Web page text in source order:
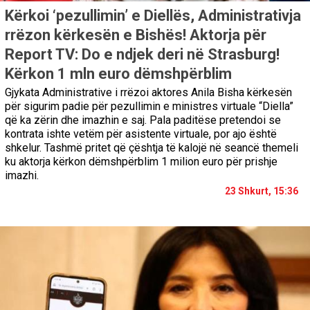
Kërkoi ‘pezullimin’ e Diellës, Administrativja
rrëzon kërkesën e Bishës! Aktorja për
Report TV: Do e ndjek deri në Strasburg!
Kërkon 1 mln euro dëmshpërblim
Gjykata Administrative i rrëzoi aktores Anila Bisha kërkesën
për sigurim padie për pezullimin e ministres virtuale “Diella”
që ka zërin dhe imazhin e saj. Pala paditëse pretendoi se
kontrata ishte vetëm për asistente virtuale, por ajo është
shkelur. Tashmë pritet që çështja të kalojë në seancë themeli
ku aktorja kërkon dëmshpërblim 1 milion euro për prishje
imazhi.
23 Shkurt, 15:36